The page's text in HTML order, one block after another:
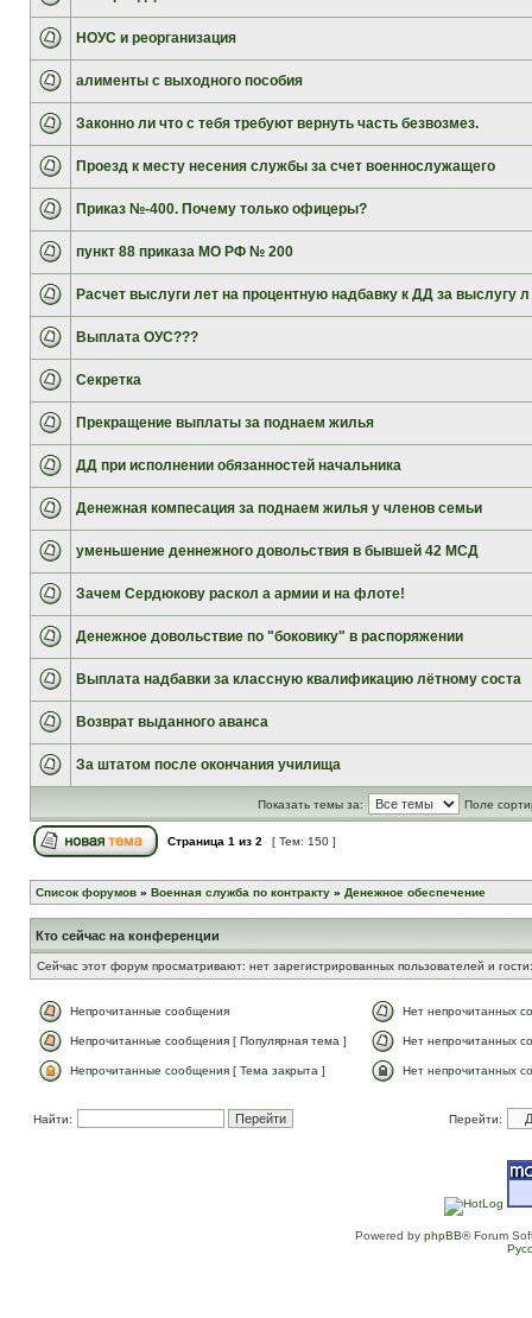
НОУС и реорганизация
алименты с выходного пособия
Законно ли что с тебя требуют вернуть часть безвозмез.
Проезд к месту несения службы за счет военнослужащего
Приказ №-400. Почему только офицеры?
пункт 88 приказа МО РФ № 200
Расчет выслуги лет на процентную надбавку к ДД за выслугу л
Выплата ОУС???
Секретка
Прекращение выплаты за поднаем жилья
ДД при исполнении обязанностей начальника
Денежная компесация за поднаем жилья у членов семьи
уменьшение деннежного довольствия в бывшей 42 МСД
Зачем Сердюкову раскол а армии и на флоте!
Денежное довольствие по "боковику" в распоряжении
Выплата надбавки за классную квалификацию лётному соста
Возврат выданного аванса
За штатом после окончания училища
Показать темы за: Поле
Страница 1 из 2 [ Тем: 150 ]
Список форумов » Военная служба по контракту » Денежное обеспечение
Кто сейчас на конференции
Сейчас этот форум просматривают: нет зарегистрированных пользователей и
Непрочитанные сообщения Нет непрочитанных
Непрочитанные сообщения [ Популярная тема ] Нет непрочитанных
Непрочитанные сообщения [ Тема закрыта ] Нет непрочитанных
Найти: Перейти:
Powered by phpBB® Forum